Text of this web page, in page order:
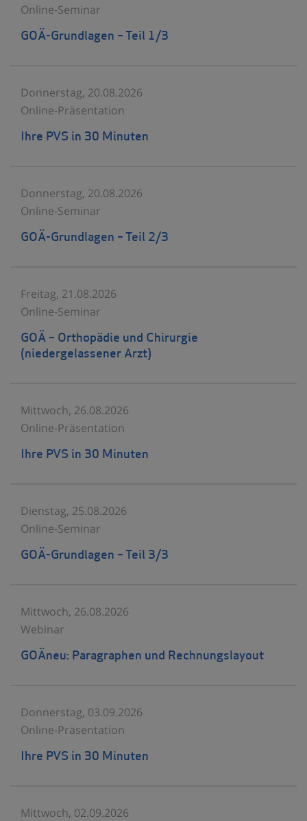
Online-Seminar
GOÄ-Grundlagen – Teil 1/3
Donnerstag, 20.08.2026
Online-Präsentation
Ihre PVS in 30 Minuten
Donnerstag, 20.08.2026
Online-Seminar
GOÄ-Grundlagen – Teil 2/3
Freitag, 21.08.2026
Online-Seminar
GOÄ – Orthopädie und Chirurgie
(niedergelassener Arzt)
Mittwoch, 26.08.2026
Online-Präsentation
Ihre PVS in 30 Minuten
Dienstag, 25.08.2026
Online-Seminar
GOÄ-Grundlagen – Teil 3/3
Mittwoch, 26.08.2026
Webinar
GOÄneu: Paragraphen und Rechnungslayout
Donnerstag, 03.09.2026
Online-Präsentation
Ihre PVS in 30 Minuten
Mittwoch, 02.09.2026